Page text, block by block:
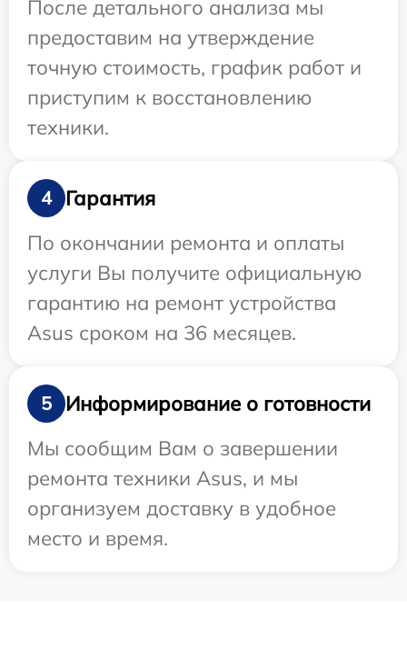
После детального анализа мы
предоставим на утверждение
точную стоимость, график работ и
приступим к восстановлению
техники.
4
Гарантия
По окончании ремонта и оплаты
услуги Вы получите официальную
гарантию на ремонт устройства
Asus сроком на 36 месяцев.
5
Информирование о готовности
Мы сообщим Вам о завершении
ремонта техники Asus, и мы
организуем доставку в удобное
место и время.